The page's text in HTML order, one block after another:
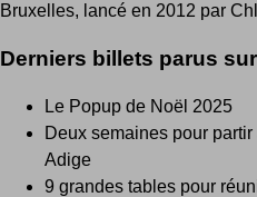
Bruxelles, lancé en 2012 par
Derniers billets parus
Le Popup de Noël 2025
Deux semaines pour
Adige
9 grandes tables pour